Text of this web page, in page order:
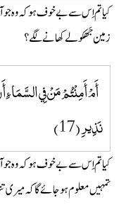
کیا تم اِس سے بے خوف ہو کہ وہ جو
زمین جَھکو لے کھانے لگے؟
أَمْ أَمِنْتُمْ مَنْ فِي
نَذِيرِ (17)
کیا تم اِس سے بے خوف ہو کہ وہ جو
تمہیں معلوم ہو جائے گا کہ میری